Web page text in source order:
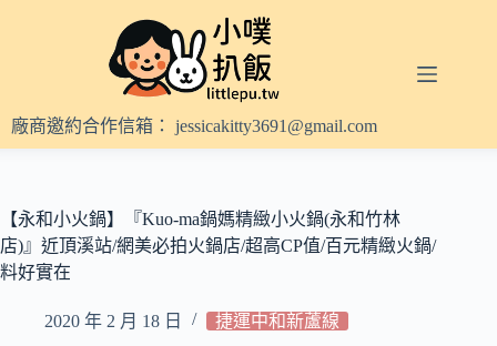
內
容
廠商邀約合作信箱： jessicakitty3691@gmail.com
【永和小火鍋】『Kuo-ma鍋媽精緻小火鍋(永和竹林
店)』近頂溪站/網美必拍火鍋店/超高CP值/百元精緻火鍋/
料好實在
2020 年 2 月 18 日 捷運中和新蘆線